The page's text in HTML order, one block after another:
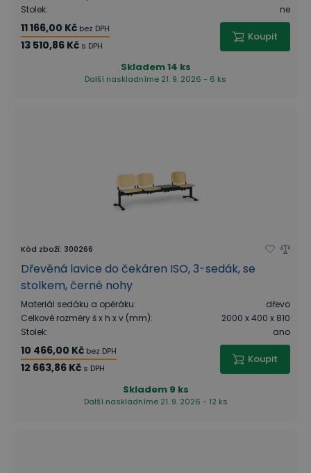
Stolek: ne
11 166,00 Kč bez DPH
13 510,86 Kč s DPH
Koupit
Skladem14 ks
Další naskladníme 21. 9. 2026 - 6 ks
Kód zboží: 300266
Dřevěná lavice do čekáren ISO, 3-sedák, se
stolkem, černé nohy
Materiál sedáku a opěráku:
dřevo
Celkové rozměry š x h x v (mm):
2000 x 400 x 810
Stolek: ano
10 466,00 Kč bez DPH
12 663,86 Kč s DPH
Koupit
Skladem 9 ks
Další naskladníme 21. 9. 2026 - 12 ks